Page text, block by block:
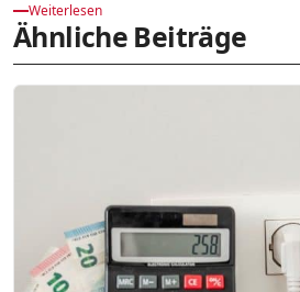
Weiterlesen
Ähnliche Beiträge